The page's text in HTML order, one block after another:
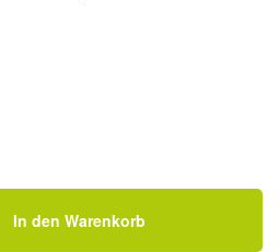
In den Warenkorb